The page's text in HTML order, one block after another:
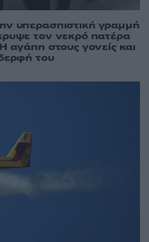
υπερασπιστική γραμμή
τον νεκρό πατέρα
αγάπη στους γονείς και
του